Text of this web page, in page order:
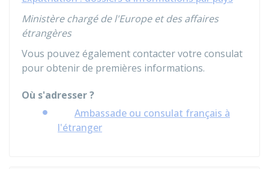
Ministère chargé de l'Europe et des affaires
étrangères
Vous pouvez également contacter votre consulat
pour obtenir de premières informations.
Où s'adresser ?
Ambassade ou consulat français à
l'étranger